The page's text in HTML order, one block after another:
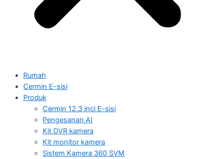
Rumah
Cermin E-sisi
Produk
Cermin 12.3 inci E-sisi
Pengesanan AI
Kit DVR kamera
Kit monitor kamera
Sistem Kamera 360 SVM